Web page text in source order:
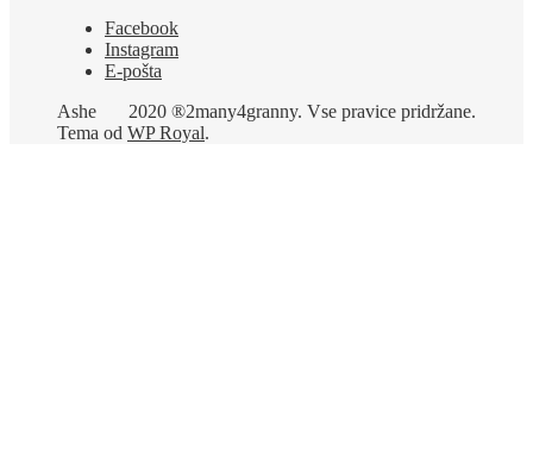
Facebook
Instagram
E-pošta
2020 ®2many4granny. Vse pravice pridržane.
Ashe
Tema od WP Royal.